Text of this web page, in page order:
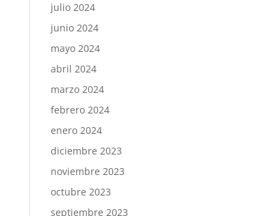
julio 2024
junio 2024
mayo 2024
abril 2024
marzo 2024
febrero 2024
enero 2024
diciembre 2023
noviembre 2023
octubre 2023
septiembre 2023